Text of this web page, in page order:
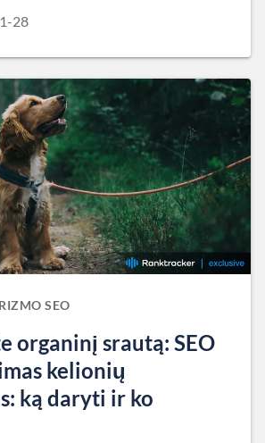
28
SEO
organinį srautą: SEO
kelionių
ką daryti ir ko